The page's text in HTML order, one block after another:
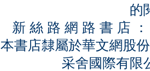
的
新 絲 路 網 路 書 店
本書店隸屬於華文網股
采舍國際有